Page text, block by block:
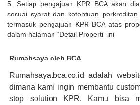
5. Setiap pengajuan KPR BCA akan
sesuai syarat dan ketentuan
termasuk pengajuan KPR BCA atas
dalam halaman “Detail Properti” ini
Rumahsaya oleh BCA
Rumahsaya.bca.co.id adalah
dimana kami ingin membantu
stop solution KPR. Kamu bisa